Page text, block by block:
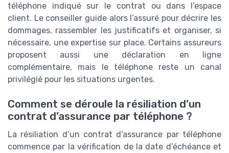
téléphone indiqué sur le contrat ou dans l’espace
client. Le conseiller guide alors l’assuré pour décrire les
dommages, rassembler les justificatifs et organiser, si
nécessaire, une expertise sur place. Certains assureurs
proposent aussi une déclaration en ligne
complémentaire, mais le téléphone reste un canal
privilégié pour les situations urgentes.
Comment se déroule la résiliation d’un
contrat d’assurance par téléphone ?
La résiliation d’un contrat d’assurance par téléphone
commence par la vérification de la date d’échéance et